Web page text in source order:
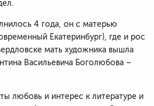
4 года, он с матерью
Екатеринбург), где и рос
мать художника вышла
Васильевича Боголюбова –
любовь и интерес к литературе и